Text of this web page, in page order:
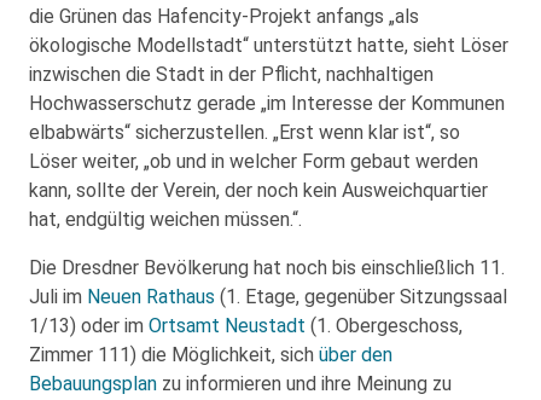
die Grünen das Hafencity-Projekt anfangs „als
ökologische Modellstadt“ unterstützt hatte, sieht Löser
inzwischen die Stadt in der Pflicht, nachhaltigen
Hochwasserschutz gerade „im Interesse der Kommunen
elbabwärts“ sicherzustellen. „Erst wenn klar ist“, so
Löser weiter, „ob und in welcher Form gebaut werden
kann, sollte der Verein, der noch kein Ausweichquartier
hat, endgültig weichen müssen.“.
Die Dresdner Bevölkerung hat noch bis einschließlich 11.
Juli im Neuen Rathaus (1. Etage, gegenüber Sitzungssaal
1/13) oder im Ortsamt Neustadt (1. Obergeschoss,
Zimmer 111) die Möglichkeit, sich über den
Bebauungsplan zu informieren und ihre Meinung zu